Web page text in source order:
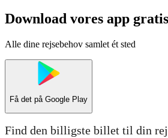
Download vores app gratis
Alle dine rejsebehov samlet ét sted
Få det på Google Play
Find den billigste billet til din